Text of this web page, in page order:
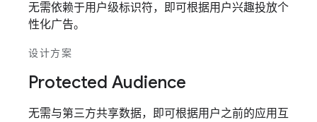
无需依赖于用户级标识符，即可根据用户兴趣投放个
性化广告。
设计方案
Protected Audience
无需与第三方共享数据，即可根据用户之前的应用互